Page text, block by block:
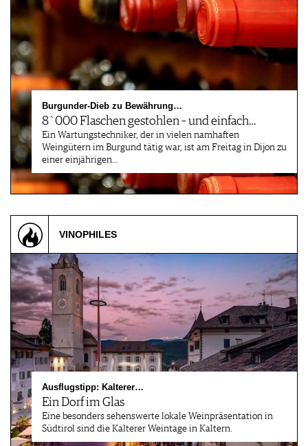
Burgunder-Dieb zu Bewährung…
8`000 Flaschen gestohlen – und einfach…
Ein Wartungstechniker, der in vielen namhaften
Weingütern im Burgund tätig war, ist am Freitag in Dijon zu
einer einjährigen…
VINOPHILES
Ausflugstipp: Kalterer…
Ein Dorf im Glas
Eine besonders sehenswerte lokale Weinpräsentation in
Südtirol sind die Kalterer Weintage in Kaltern.